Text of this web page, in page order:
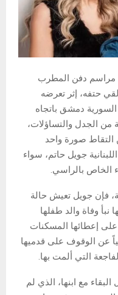
مراسم دفن المطرب
حتفه، إثر تعرضه
دمشق باتجاه
من الجدل والتساؤلات،
صورة واحد
جويل حاتم، سواء
الخاص بالراسي.
فإن جويل تعيش حالة
نبأ وفاة والد طفلها
على إعطائها المسكنات
عن الوقوف على قدميها
التي ألمت بها.
مع ابنها، الذي لم